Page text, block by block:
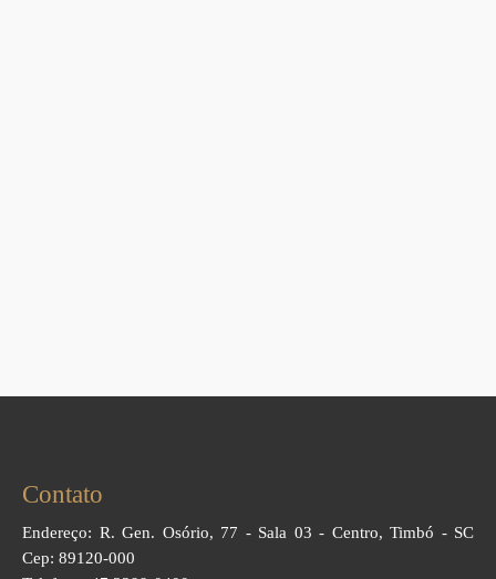
Contato
Endereço: R. Gen. Osório, 77 - Sala 03 - Centro, Timbó - SC
Cep: 89120-000